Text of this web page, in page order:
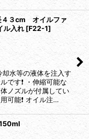
３cm オイルファ
ル入れ [F22-1]
水等の液体を注入す
です❗️ ・伸縮可能な
ノズルが付属してい
可能❗️ オイル注…